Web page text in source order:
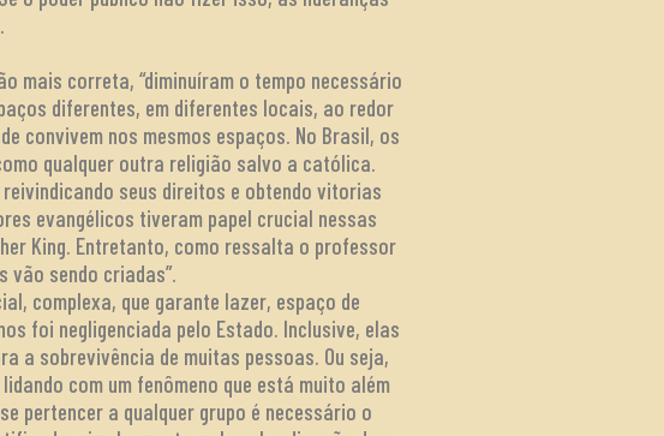
mais correta, “diminuíram o tempo necessário
diferentes, em diferentes locais, ao redor
convivem nos mesmos espaços. No Brasil, os
qualquer outra religião salvo a católica.
seus direitos e obtendo vitorias
evangélicos tiveram papel crucial nessas
King. Entretanto, como ressalta o professor
vão sendo criadas”.
complexa, que garante lazer, espaço de
foi negligenciada pelo Estado. Inclusive, elas
a sobrevivência de muitas pessoas. Ou seja,
com um fenômeno que está muito além
pertencer a qualquer grupo é necessário o